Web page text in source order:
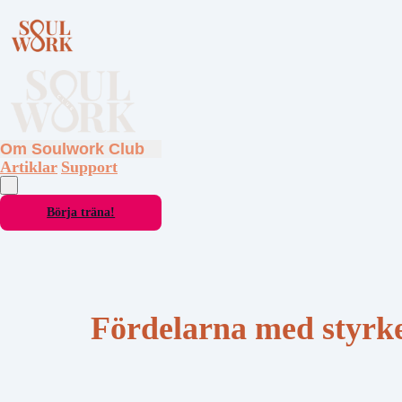
Om Soulwork Club
Artiklar Support
Börja träna!
Fördelarna med